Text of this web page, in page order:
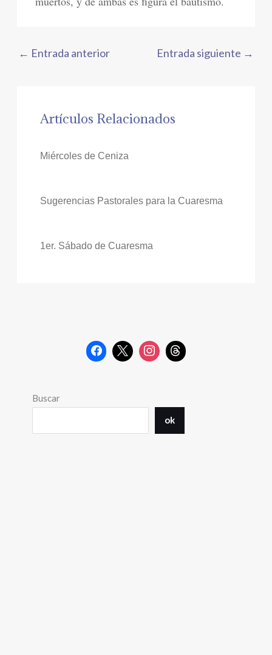
← Entrada anterior Entrada siguiente →
Artículos Relacionados
Miércoles de Ceniza
Sugerencias Pastorales para la Cuaresma
1er. Sábado de Cuaresma
Buscar
ok